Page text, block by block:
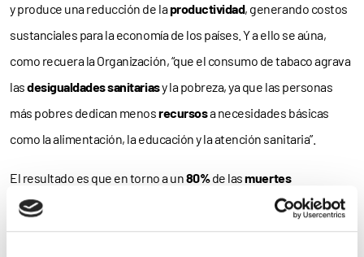
y produce una reducción de laproductividad, generando costos
sustanciales para la economía de los países. Y a ello se aúna,
como recuera la Organización, “que el consumo de tabaco agrava
lasdesigualdades sanitariasy la pobreza, ya que las personas
más pobres dedican menosrecursosa necesidades básicas
como la alimentación, la educación y la atención sanitaria”.
El resultado es que en torno a un80%de lasmuertes
prematuras
causadas por el consumo de tabaco se registran en
países deingresos bajos y medianos, que tienen más